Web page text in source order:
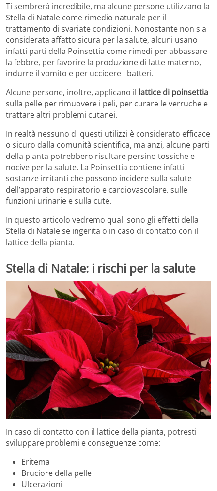
Ti sembrerà incredibile, ma alcune persone utilizzano la
Stella di Natale come rimedio naturale per il
trattamento di svariate condizioni. Nonostante non sia
considerata affatto sicura per la salute, alcuni usano
infatti parti della Poinsettia come rimedi per abbassare
la febbre, per favorire la produzione di latte materno,
indurre il vomito e per uccidere i batteri.
Alcune persone, inoltre, applicano il lattice di poinsettia
sulla pelle per rimuovere i peli, per curare le verruche e
trattare altri problemi cutanei.
In realtà nessuno di questi utilizzi è considerato efficace
o sicuro dalla comunità scientifica, ma anzi, alcune parti
della pianta potrebbero risultare persino tossiche e
nocive per la salute. La Poinsettia contiene infatti
sostanze irritanti che possono incidere sulla salute
dell’apparato respiratorio e cardiovascolare, sulle
funzioni urinarie e sulla cute.
In questo articolo vedremo quali sono gli effetti della
Stella di Natale se ingerita o in caso di contatto con il
lattice della pianta.
Stella di Natale: i rischi per la salute
In caso di contatto con il lattice della pianta, potresti
sviluppare problemi e conseguenze come:
Eritema
Bruciore della pelle
Ulcerazioni